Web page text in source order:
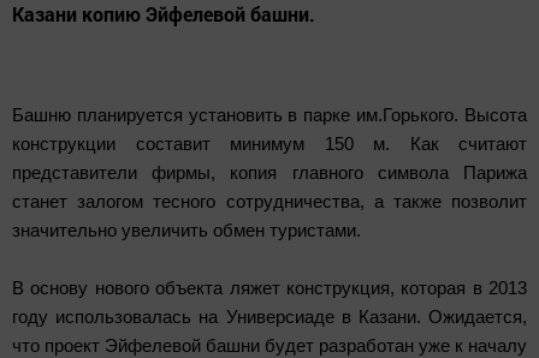
Казани копию Эйфелевой башни.
Башню планируется установить в парке им.Горького. Высота
конструкции составит минимум 150 м. Как считают
представители фирмы, копия главного символа Парижа
станет залогом тесного сотрудничества, а также позволит
значительно увеличить обмен туристами.
В основу нового объекта ляжет конструкция, которая в 2013
году использовалась на Универсиаде в Казани. Ожидается,
что проект Эйфелевой башни будет разработан уже к началу